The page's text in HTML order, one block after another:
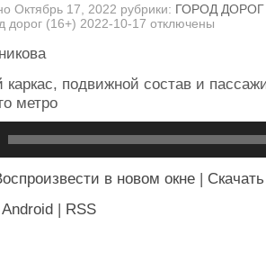
Октябрь 17, 2022 рубрики: ГОРОД ДОРОГ
дорог (16+) 2022-10-17 отключены
каркас, подвижной состав и
метро
в новом окне | Скачать
Android | RSS